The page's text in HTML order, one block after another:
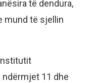
të dendura,
mund të sjellin
11 dhe